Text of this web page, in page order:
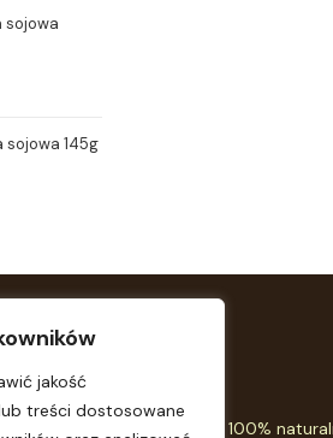
jakość
treści dostosowane
sojowa
sojowa 145g
Świece sojowe 100%